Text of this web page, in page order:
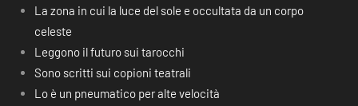
La zona in cui la luce del sole e occultata da un corpo
celeste
Leggono il futuro sui tarocchi
Sono scritti sui copioni teatrali
Lo è un pneumatico per alte velocità